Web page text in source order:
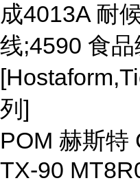
成4013A 耐
线;4590 食
列]
POM 赫斯特
TX-90